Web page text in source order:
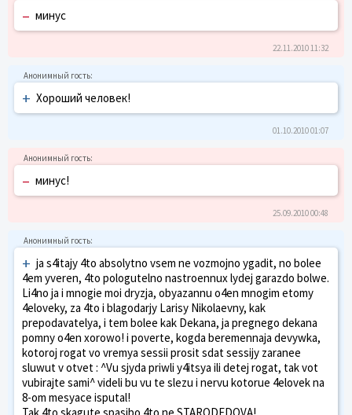
– минус
22.11.2010 11:32
+ Хороший человек!
01.10.2010 01:07
– минус!
25.09.2010 00:48
+ ja s4itajy 4to absolytno vsem ne vozmojno ygadit, no bolee
4em yveren, 4to pologutelno nastroennux lydej garazdo bolwe.
Li4no ja i mnogie moi dryzja, obyazannu o4en mnogim etomy
4eloveky, za 4to i blagodarjy Larisy Nikolaevny, kak
prepodavatelya, i tem bolee kak Dekana, ja pregnego dekana
pomny o4en xorowo! i poverte, kogda beremennaja devywka,
kotoroj rogat vo vremya sessii prosit sdat sessijy zaranee
sluwut v otvet : ^Vu sjyda priwli y4itsya ili detej rogat, tak vot
vubirajte sami^ videli bu vu te slezu i nervu kotorue 4elovek na
8-om mesyace isputal!